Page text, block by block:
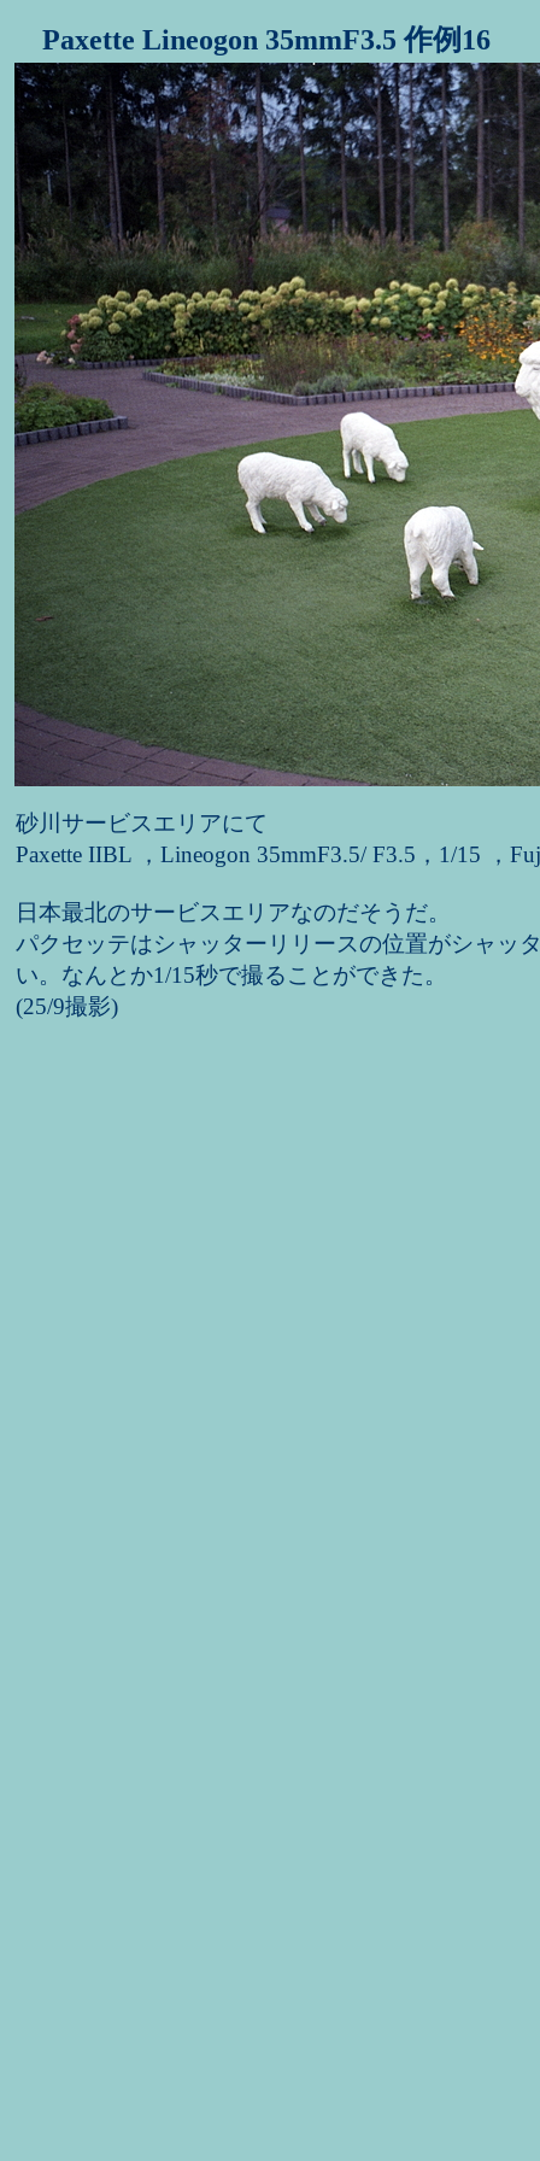
Paxette Lineogon 35mmF3.5 作例16
砂川サービスエリアにて
Paxette IIBL ，Lineogon 35mmF3.5/ F3.5，1/15 ，
日本最北のサービスエリアなのだそうだ。
パクセッテはシャッターリリースの位置がシャッ
い。なんとか1/15秒で撮ることができた。
(25/9撮影)